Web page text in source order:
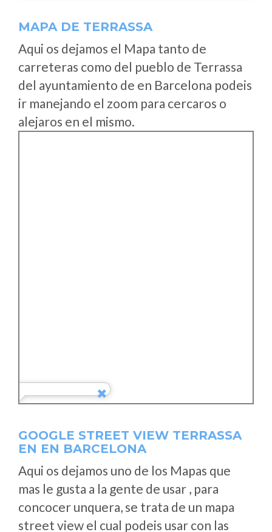
MAPA DE TERRASSA
Aqui os dejamos el Mapa tanto de
carreteras como del pueblo de Terrassa
del ayuntamiento de en Barcelona podeis
ir manejando el zoom para cercaros o
alejaros en el mismo.
GOOGLE STREET VIEW TERRASSA
EN EN BARCELONA
Aqui os dejamos uno de los Mapas que
mas le gusta a la gente de usar , para
concocer unquera, se trata de un mapa
street view el cual podeis usar con las